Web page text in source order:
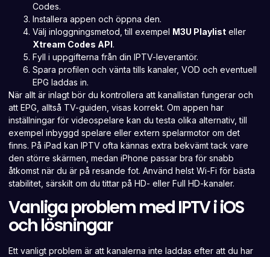
Codes.
Installera appen och öppna den.
Välj inloggningsmetod, till exempel M3U Playlist eller
Xtream Codes API.
Fyll i uppgifterna från din IPTV-leverantör.
Spara profilen och vänta tills kanaler, VOD och eventuell
EPG laddas in.
När allt är inlagt bör du kontrollera att kanallistan fungerar och
att EPG, alltså TV-guiden, visas korrekt. Om appen har
inställningar för videospelare kan du testa olika alternativ, till
exempel inbyggd spelare eller extern spelarmotor om det
finns. På iPad kan IPTV ofta kännas extra bekvämt tack vare
den större skärmen, medan iPhone passar bra för snabb
åtkomst när du är på resande fot. Använd helst Wi-Fi för bästa
stabilitet, särskilt om du tittar på HD- eller Full HD-kanaler.
Vanliga problem med IPTV i iOS
och lösningar
Ett vanligt problem är att kanalerna inte laddas efter att du har